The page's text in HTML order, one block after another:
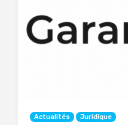
Actualités Juridique